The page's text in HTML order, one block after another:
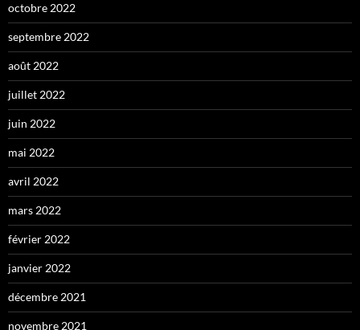
octobre 2022
septembre 2022
août 2022
juillet 2022
juin 2022
mai 2022
avril 2022
mars 2022
février 2022
janvier 2022
décembre 2021
novembre 2021